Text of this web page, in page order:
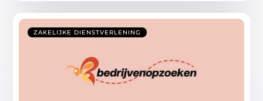
ZAKELIJKE DIENSTVERLENING